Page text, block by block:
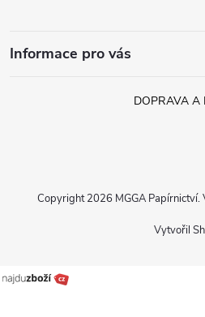
Informace pro vás
DOPRAVA A
Vytvořil
Copyright 2026 MGGA Papírnictví.